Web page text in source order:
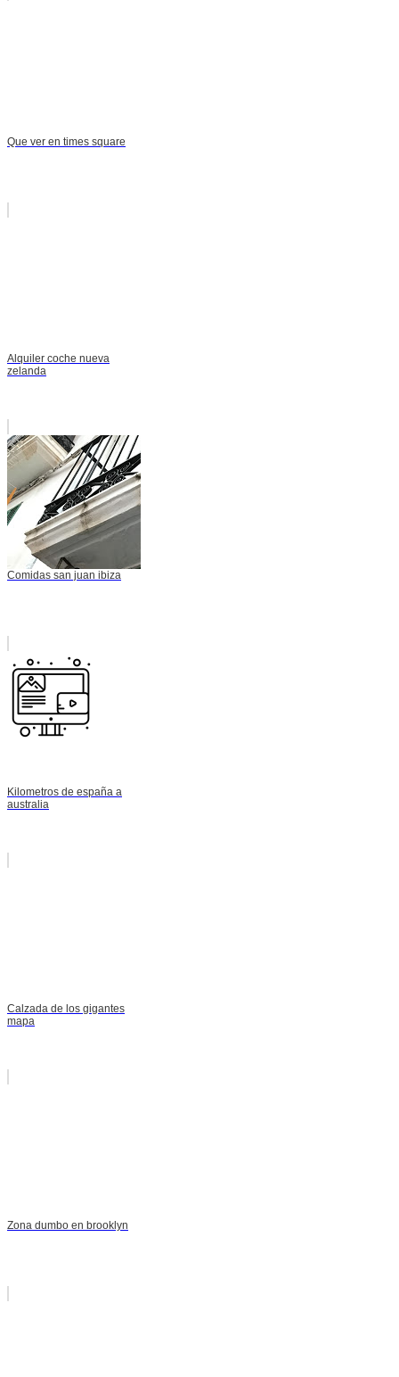
Que ver en times square
Alquiler coche nueva
zelanda
Comidas san juan ibiza
Kilometros de españa a
australia
Calzada de los gigantes
mapa
Zona dumbo en brooklyn